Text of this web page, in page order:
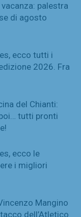
palestra
di agosto
ecco tutti i
2026. Fra
del Chianti:
tutti pronti
ecco le
i migliori
Mangino
dell’Atletico